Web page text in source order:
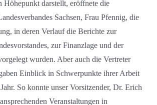
Höhepunkt darstellt, eröffnete die
Sachsen, Frau Pfennig, die
in deren Verlauf die Berichte zur
zur Finanzlage und der
wurden. Aber auch die Vertreter
Einblick in Schwerpunkte ihrer Arbeit
So konnte unser Vorsitzender, Dr. Erich
Veranstaltungen in